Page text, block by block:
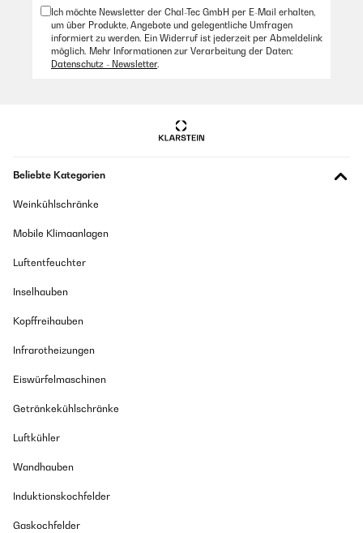
03/02/2022
Nous utilisons ce petit frigo comme réfrigérateur à boisson dans
notre salle de jeux/multimédia.Les boissons sont toujours très
fraîches même s'il n'est qu'à la position 2/5.Côté bruit, je
plus clair du temps !Côté style, je suis tombée amoureuse de ce
design un peu rétro, indémodable et classe, adopté en rouge pour
blanche.Côté encombrement, il peut se déplacer à une personne,
ce qui est pratique en cas de déménagement, la porte est
refroidissement est bien compact. Attention toutefois à ne pas
accessibles directement sans grille.Je l'ai depuis environ deux
faire sur le produit, ce serait une grille à l'arrière en bas pour ne
Amazon Benutzer – Bewertung durch Chal-Tec GmbH nicht
Ich möchte Newsletter der Chal-Tec GmbH per E-Mail erhalten,
um über Produkte, Angebote und gelegentliche Umfragen
informiert zu werden. Ein Widerruf ist jederzeit per Abmeldelink
möglich. Mehr Informationen zur Verarbeitung der Daten:
Datenschutz - Newsletter.
Beliebte Kategorien
Weinkühlschränke
Mobile Klimaanlagen
Luftentfeuchter
Inselhauben
Kopffreihauben
Infrarotheizungen
Eiswürfelmaschinen
Getränkekühlschränke
Luftkühler
Wandhauben
Induktionskochfelder
Gaskochfelder